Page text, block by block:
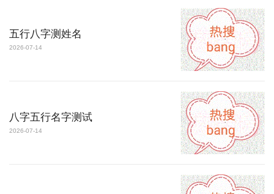
五行八字测姓名
2026-07-14
八字五行名字测试
2026-07-14